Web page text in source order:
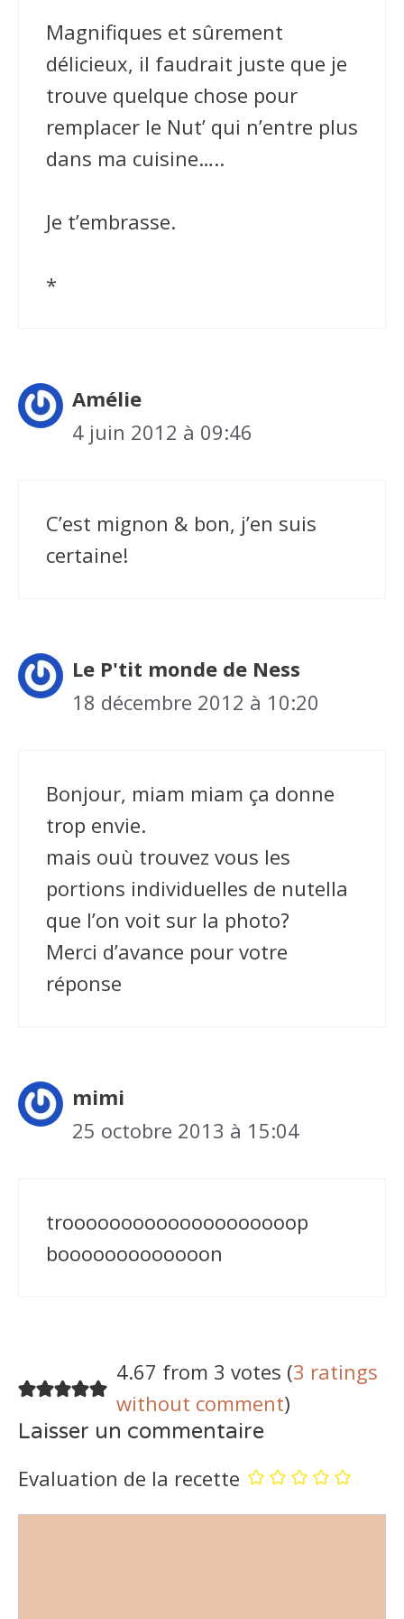
Magnifiques et sûrement
délicieux, il faudrait juste que je
trouve quelque chose pour
remplacer le Nut’ qui n’entre plus
dans ma cuisine…..
Je t’embrasse.
*
Amélie
4 juin 2012 à 09:46
C’est mignon & bon, j’en suis
certaine!
Le P'tit monde de Ness
18 décembre 2012 à 10:20
Bonjour, miam miam ça donne
trop envie.
mais ouù trouvez vous les
portions individuelles de nutella
que l’on voit sur la photo?
Merci d’avance pour votre
réponse
mimi
25 octobre 2013 à 15:04
troooooooooooooooooooop
booooooooooooon
4.67 from 3 votes (3 ratings
without comment)
Laisser un commentaire
Evaluation de la recette